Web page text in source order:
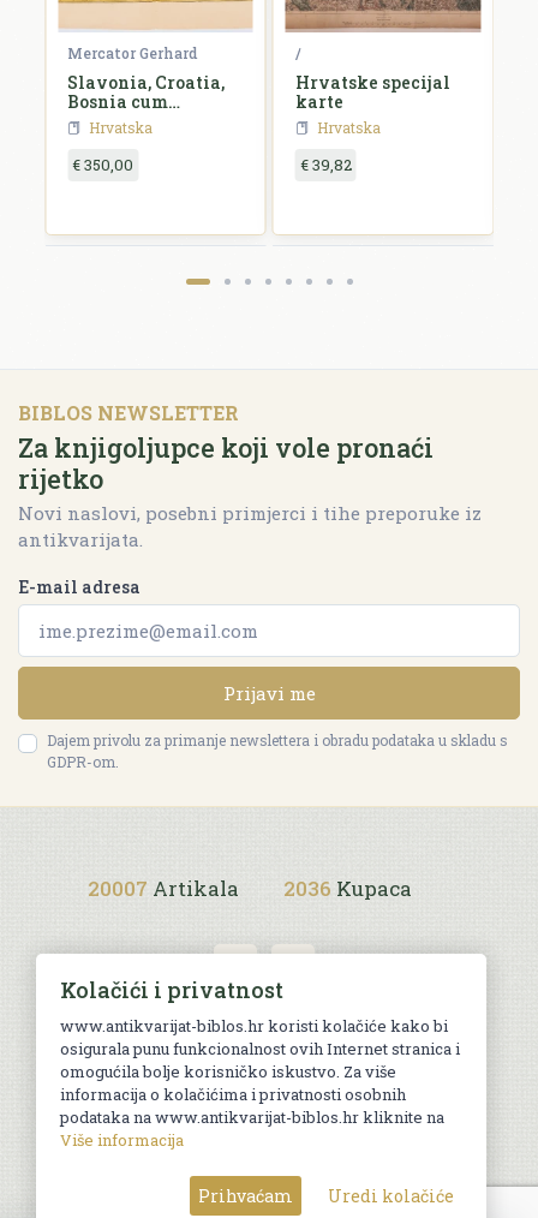
Mercator Gerhard
Slavonia, Croatia,
Bosnia cum
Dalmatiae parte
Hrvatska
€ 350,00
/
Hrvatske specijal
karte
Hrvatska
€ 39,82
BIBLOS NEWSLETTER
Za knjigoljupce koji vole pronaći
rijetko
Novi naslovi, posebni primjerci i tihe preporuke iz
antikvarijata.
E-mail adresa
Prijavi me
Dajem privolu za primanje newslettera i obradu podataka u skladu s
GDPR-om.
20007 Artikala 2036 Kupaca
Uvjeti kupnje
© Sva prava pridržana. Web by
Kolačići i privatnost
www.antikvarijat-biblos.hr koristi kolačiće kako bi
osigurala punu funkcionalnost ovih Internet stranica i
omogućila bolje korisničko iskustvo. Za više
informacija o kolačićima i privatnosti osobnih
podataka na www.antikvarijat-biblos.hr kliknite na
Više informacija
Prihvaćam Uredi kolačiće